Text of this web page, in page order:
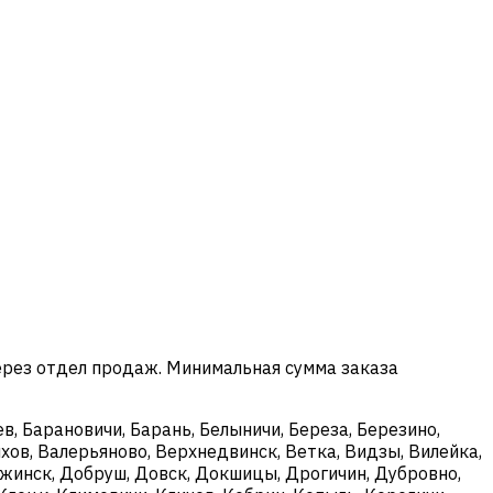
отдел продаж. Минимальная сумма заказа
Барановичи, Барань, Белыничи, Береза, Березино,
Валерьяново, Верхнедвинск, Ветка, Видзы, Вилейка,
Добруш, Довск, Докшицы, Дрогичин, Дубровно,